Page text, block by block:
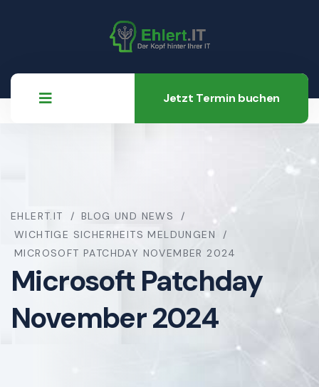
Jetzt Termin buchen
EHLERT.IT
BLOG UND NEWS
WICHTIGE SICHERHEITS MELDUNGEN
MICROSOFT PATCHDAY NOVEMBER 2024
Microsoft Patchday
November 2024